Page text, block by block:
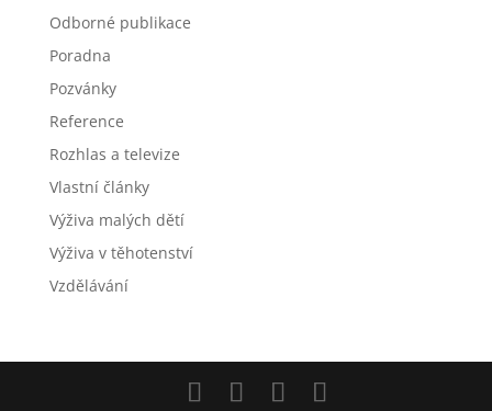
Odborné publikace
Poradna
Pozvánky
Reference
Rozhlas a televize
Vlastní články
Výživa malých dětí
Výživa v těhotenství
Vzdělávání